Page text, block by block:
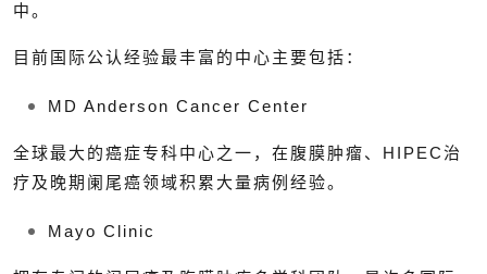
中。
目前国际公认经验最丰富的中心主要包括：
MD Anderson Cancer Center
全球最大的癌症专科中心之一，在腹膜肿瘤、HIPEC治
疗及晚期阑尾癌领域积累大量病例经验。
Mayo Clinic